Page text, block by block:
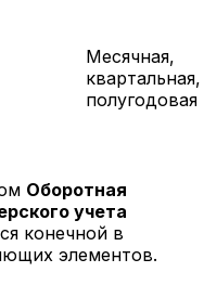
Месячная,
квартальная,
полугодовая
Оборотная
учета
конечной в
элементов.